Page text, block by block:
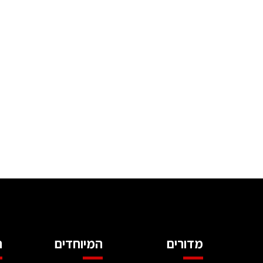
מדורים המיוחדים